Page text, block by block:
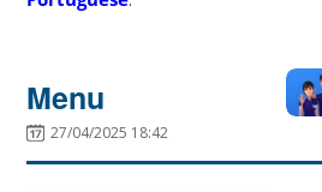
Menu
27/04/2025 18:42